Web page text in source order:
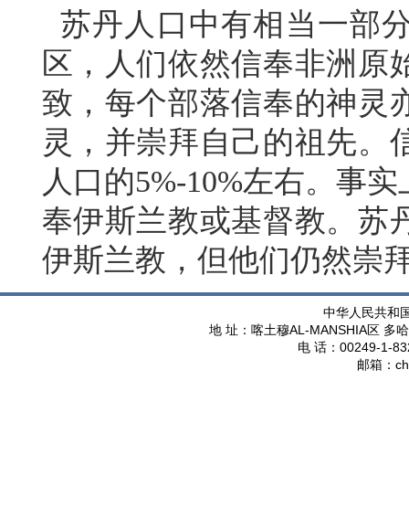
苏丹人口中有相当一部
区，人们依然信奉非洲原
致，每个部落信奉的神灵
灵，并崇拜自己的祖先。
人口的5%-10%左右。事
奉伊斯兰教或基督教。苏
伊斯兰教，但他们仍然崇
中华人民共和
地 址：喀土穆AL-MANSHIA区 多
电 话： 00249-1-
邮箱：